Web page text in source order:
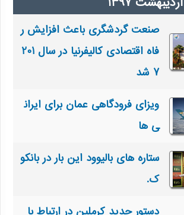
صنعت گردشگری باعث افزایش ر
فاه اقتصادی کالیفرنیا در سال 201
7 شد
ویزای فرودگاهی عمان برای ایران
ی ها
ستاره های بالیوود این بار در بانکو
ک.
دستور جدید کرملین در ارتباط با